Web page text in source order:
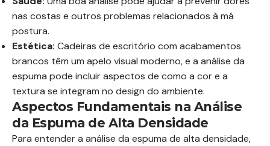
nas costas e outros problemas relacionados à má
postura.
Estética: Cadeiras de escritório com acabamentos
brancos têm um apelo visual moderno, e a análise da
espuma pode incluir aspectos de como a cor e a
textura se integram no design do ambiente.
Aspectos Fundamentais na Análise
da Espuma de Alta Densidade
Para entender a análise da espuma de alta densidade,